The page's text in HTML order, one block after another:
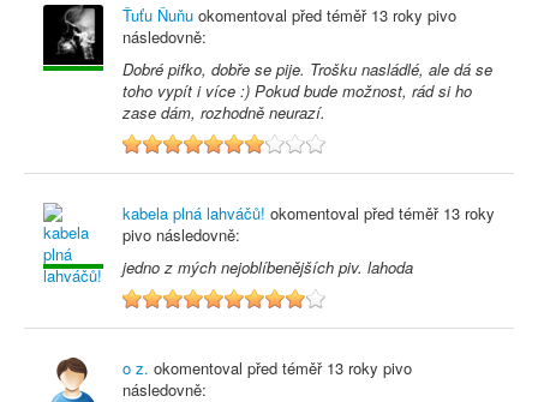
Ťuťu Ňuňu okomentoval před téměř 13 roky pivo
následovně:
Dobré pifko, dobře se pije. Trošku nasládlé, ale dá se
toho vypít i více :) Pokud bude možnost, rád si ho
zase dám, rozhodně neurazí.
7
kabela plná lahváčů! okomentoval před téměř 13 roky
pivo následovně:
jedno z mých nejoblíbenějších piv. lahoda
9
o z. okomentoval před téměř 13 roky pivo
následovně: